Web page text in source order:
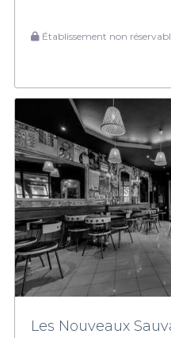
Établissement non
Les Nouveaux